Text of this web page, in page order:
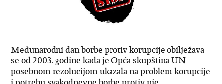
Međunarodni dan borbe protiv korupcije obilježava
se od 2003. godine kada je Opća skupština UN
posebnom rezolucijom ukazala na problem korupcije